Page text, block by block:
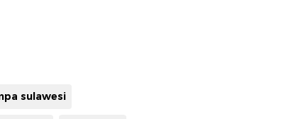
sulawesi